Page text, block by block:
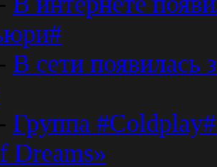
В сети появилась
Группа
Dreams»